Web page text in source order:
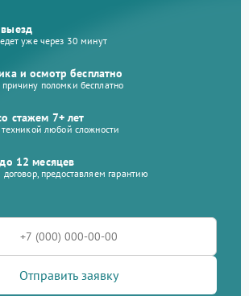
уже через 30 минут
и осмотр бесплатно
поломки бесплатно
стажем 7+ лет
любой сложности
12 месяцев
предоставляем гарантию
Отправить заявку